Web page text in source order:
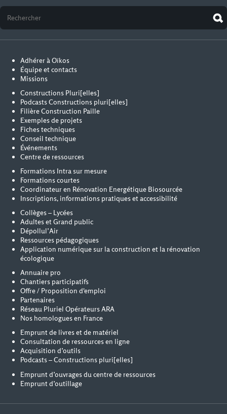
Adhérer à Oïkos
Équipe et contacts
Missions
Constructions Pluri[elles]
Podcasts Constructions pluri[elles]
Filière Construction Paille
Exemples de projets
Fiches techniques
Conseil technique
Événements
Centre de ressources
Formations Intra sur mesure
Formations courtes
Coordinateur en Rénovation Energétique Biosourcée
Inscriptions, informations pratiques et accessibilité
Collèges – Lycées
Adultes et Grand public
Dépollul’Air
Ressources pédagogiques
Application numérique sur la construction et la rénovation
écologique
Annuaire pro
Chantiers participatifs
Offre / Proposition d'emploi
Partenaires
Réseau Pluriel Opérateurs ARA
Nos homologues en France
Emprunt de livres et de matériel
Consultation de ressources en ligne
Acquisition d’outils
Podcasts – Constructions pluri[elles]
Emprunt d’ouvrages du centre de ressources
Emprunt d’outillage